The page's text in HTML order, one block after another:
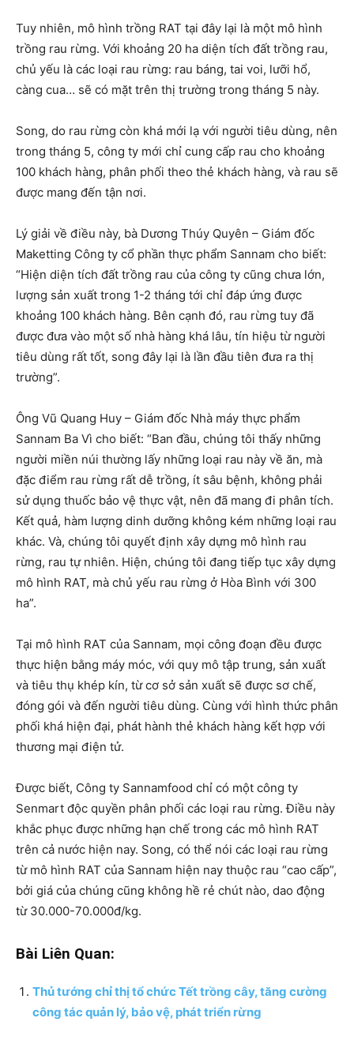
Tuy nhiên, mô hình trồng RAT tại đây lại là một mô hình
trồng rau rừng. Với khoảng 20 ha diện tích đất trồng rau,
chủ yếu là các loại rau rừng: rau báng, tai voi, lưỡi hổ,
càng cua… sẽ có mặt trên thị trường trong tháng 5 này.
Song, do rau rừng còn khá mới lạ với người tiêu dùng, nên
trong tháng 5, công ty mới chỉ cung cấp rau cho khoảng
100 khách hàng, phân phối theo thẻ khách hàng, và rau sẽ
được mang đến tận nơi.
Lý giải về điều này, bà Dương Thúy Quyên – Giám đốc
Maketting Công ty cổ phần thực phẩm Sannam cho biết:
“Hiện diện tích đất trồng rau của công ty cũng chưa lớn,
lượng sản xuất trong 1-2 tháng tới chỉ đáp ứng được
khoảng 100 khách hàng. Bên cạnh đó, rau rừng tuy đã
được đưa vào một số nhà hàng khá lâu, tín hiệu từ người
tiêu dùng rất tốt, song đây lại là lần đầu tiên đưa ra thị
trường”.
Ông Vũ Quang Huy – Giám đốc Nhà máy thực phẩm
Sannam Ba Vì cho biết: “Ban đầu, chúng tôi thấy những
người miền núi thường lấy những loại rau này về ăn, mà
đặc điểm rau rừng rất dễ trồng, ít sâu bệnh, không phải
sử dụng thuốc bảo vệ thực vật, nên đã mang đi phân tích.
Kết quả, hàm lượng dinh dưỡng không kém những loại rau
khác. Và, chúng tôi quyết định xây dựng mô hình rau
rừng, rau tự nhiên. Hiện, chúng tôi đang tiếp tục xây dựng
mô hình RAT, mà chủ yếu rau rừng ở Hòa Bình với 300
ha”.
Tại mô hình RAT của Sannam, mọi công đoạn đều được
thực hiện bằng máy móc, với quy mô tập trung, sản xuất
và tiêu thụ khép kín, từ cơ sở sản xuất sẽ được sơ chế,
đóng gói và đến người tiêu dùng. Cùng với hình thức phân
phối khá hiện đại, phát hành thẻ khách hàng kết hợp với
thương mại điện tử.
Được biết, Công ty Sannamfood chỉ có một công ty
Senmart độc quyền phân phối các loại rau rừng. Điều này
khắc phục được những hạn chế trong các mô hình RAT
trên cả nước hiện nay. Song, có thể nói các loại rau rừng
từ mô hình RAT của Sannam hiện nay thuộc rau “cao cấp”,
bởi giá của chúng cũng không hề rẻ chút nào, dao động
từ 30.000-70.000đ/kg.
Bài Liên Quan:
Thủ tướng chỉ thị tổ chức Tết trồng cây, tăng cường
công tác quản lý, bảo vệ, phát triển rừng